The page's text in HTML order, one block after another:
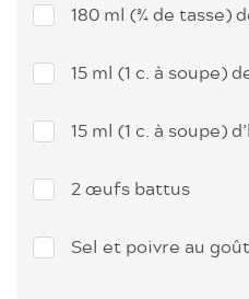
180 ml (¾ de tasse)
15 ml (1 c. à soupe)
15 ml (1 c. à soupe)
2 œufs battus
Sel et poivre au goût